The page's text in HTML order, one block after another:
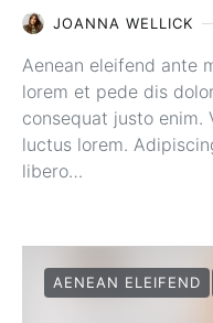
JOANNA WELLICK
Aenean eleifend ante
lorem et pede dis
consequat justo enim.
luctus lorem.
libero…
AENEAN ELEIFEND